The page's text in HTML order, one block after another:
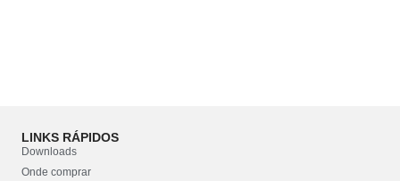
LINKS RÁPIDOS
Downloads
Onde comprar